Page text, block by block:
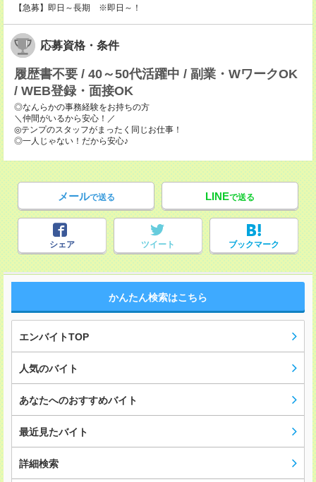
【急募】即日～長期 ※即日～！
応募資格・条件
履歴書不要 / 40～50代活躍中 / 副業・WワークOK
/ WEB登録・面接OK
◎なんらかの事務経験をお持ちの方
＼仲間がいるから安心！／
◎テンプのスタッフがまったく同じお仕事！
◎一人じゃない！だから安心♪
メールで送る LINEで送る
シェア ツイート ブックマーク
かんたん検索はこちら
エンバイトTOP
人気のバイト
あなたへのおすすめバイト
最近見たバイト
詳細検索